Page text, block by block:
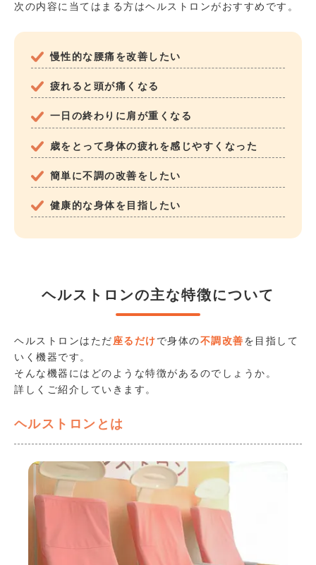
次の内容に当てはまる方はヘルストロンがおすすめです。
慢性的な腰痛を改善したい
疲れると頭が痛くなる
一日の終わりに肩が重くなる
歳をとって身体の疲れを感じやすくなった
簡単に不調の改善をしたい
健康的な身体を目指したい
ヘルストロンの主な特徴について
ヘルストロンはただ座るだけで身体の不調改善を目指して
いく機器です。
そんな機器にはどのような特徴があるのでしょうか。
詳しくご紹介していきます。
ヘルストロンとは